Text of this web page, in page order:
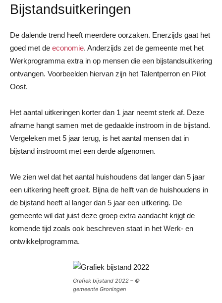
Bijstandsuitkeringen
De dalende trend heeft meerdere oorzaken. Enerzijds gaat het
goed met de economie. Anderzijds zet de gemeente met het
Werkprogramma extra in op mensen die een bijstandsuitkering
ontvangen. Voorbeelden hiervan zijn het Talentperron en Pilot
Oost.
Het aantal uitkeringen korter dan 1 jaar neemt sterk af. Deze
afname hangt samen met de gedaalde instroom in de bijstand.
Vergeleken met 5 jaar terug, is het aantal mensen dat in
bijstand instroomt met een derde afgenomen.
We zien wel dat het aantal huishoudens dat langer dan 5 jaar
een uitkering heeft groeit. Bijna de helft van de huishoudens in
de bijstand heeft al langer dan 5 jaar een uitkering. De
gemeente wil dat juist deze groep extra aandacht krijgt de
komende tijd zoals ook beschreven staat in het Werk- en
ontwikkelprogramma.
Grafiek bijstand 2022 – ©
gemeente Groningen